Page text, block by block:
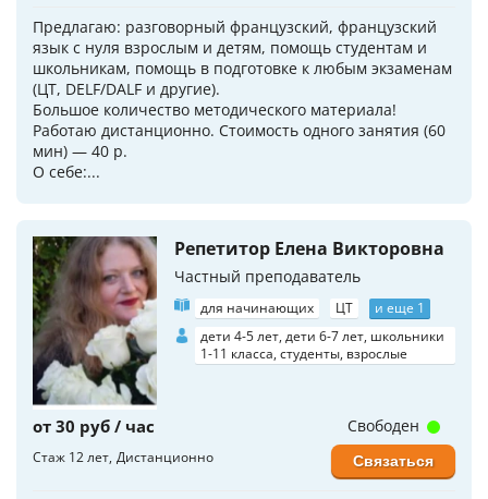
Предлагаю: разговорный французский, французский
язык с нуля взрослым и детям, помощь студентам и
школьникам, помощь в подготовке к любым экзаменам
(ЦТ, DELF/DALF и другие).
Большое количество методического материала!
Работаю дистанционно. Стоимость одного занятия (60
мин) — 40 р.
О себе:...
Репетитор Елена Викторовна
Частный преподаватель
для начинающих ЦТ
и еще 1
дети 4-5 лет, дети 6-7 лет, школьники
1-11 класса, студенты, взрослые
от 30 руб / час
Стаж 12 лет Дистанционно
Свободен
Связаться